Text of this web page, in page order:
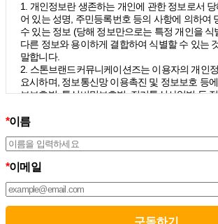
1. 개인정보란 생존하는 개인에 관한 정보로서
어 있는 성명, 주민등록번호 등의 사항에 의하여
수 있는 정보 (당해 정보만으로는 특정 개인을 식
다른 정보와 용이하게 결합하여 식별할 수 있는
말합니다.
2. 스톤브랜드커뮤니케이션즈는 이용자의 개인
요시하며, 정보통신망 이용촉진 및 정보보호 등
보보호법, 통신비밀보호법, 전기통신사업법 등
개인정보처리방침을 통하여 이용자가 제공하는
치가 취해지고 있는지 알려드립니다.
선을 위하여 개정하는데 필요한 절차를 정하고 있
리방침을 회사의 필요와 사회적 변화에 맞게 변
리고 개인정보처리방침을 개정하는 경우 버전번
개정된 사항을 이용자께서 쉽게 알아볼 수 있도
*이름
*이메일